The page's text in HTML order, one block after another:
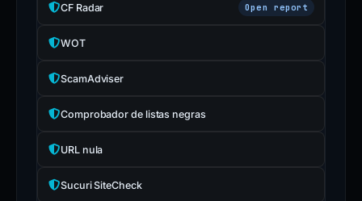
CF Radar Open report
WOT
ScamAdviser
Comprobador de listas negras
URL nula
Sucuri SiteCheck